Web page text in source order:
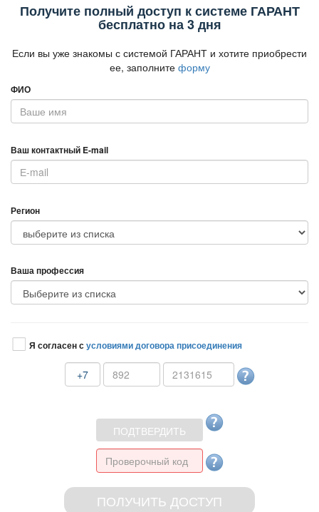
Получите полный доступ к системе ГАРАНТ
есплатно на 3 дня
Если вы уже знакомы с системой ГАРАНТ и хотите приобрести
ее, заполните форму
ФИО
аш контактный E-mail
Регион
аша профессия
Я согласен сусловиями договора присоединения
+7